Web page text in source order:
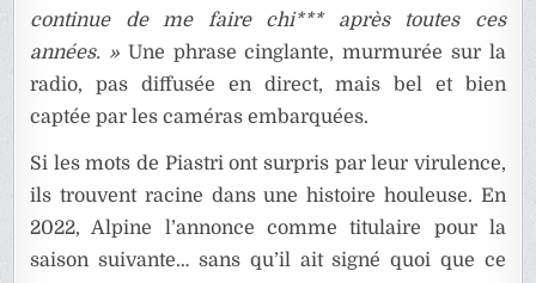
continue de me faire chi*** après toutes ces
années. » Une phrase cinglante, murmurée sur la
radio, pas diffusée en direct, mais bel et bien
captée par les caméras embarquées.
Si les mots de Piastri ont surpris par leur virulence,
ils trouvent racine dans une histoire houleuse. En
2022, Alpine l’annonce comme titulaire pour la
saison suivante… sans qu’il ait signé quoi que ce